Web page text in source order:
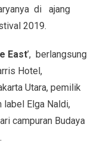
di ajang
2019.
East’, berlangsung
Hotel,
Utara, pemilik
label Elga Naldi,
campuran Budaya